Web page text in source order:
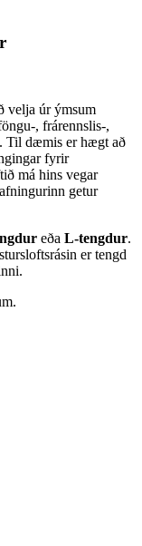
velja úr ýmsum
, frárennslis-,
Til dæmis er hægt að
fyrir
má hins vegar
getur
eða L-tengdur.
er tengd